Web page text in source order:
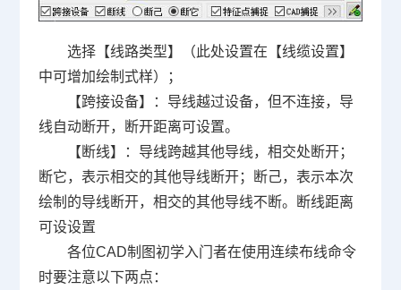
选择【线路类型】（此处设置在【线缆设置】
中可增加绘制式样）；
【跨接设备】：导线越过设备，但不连接，导
线自动断开，断开距离可设置。
【断线】：导线跨越其他导线，相交处断开；
断它，表示相交的其他导线断开；断己，表示本次
绘制的导线断开，相交的其他导线不断。断线距离
可设设置
各位CAD制图初学入门 者在使用连续布线命令
时要注意以下两点：